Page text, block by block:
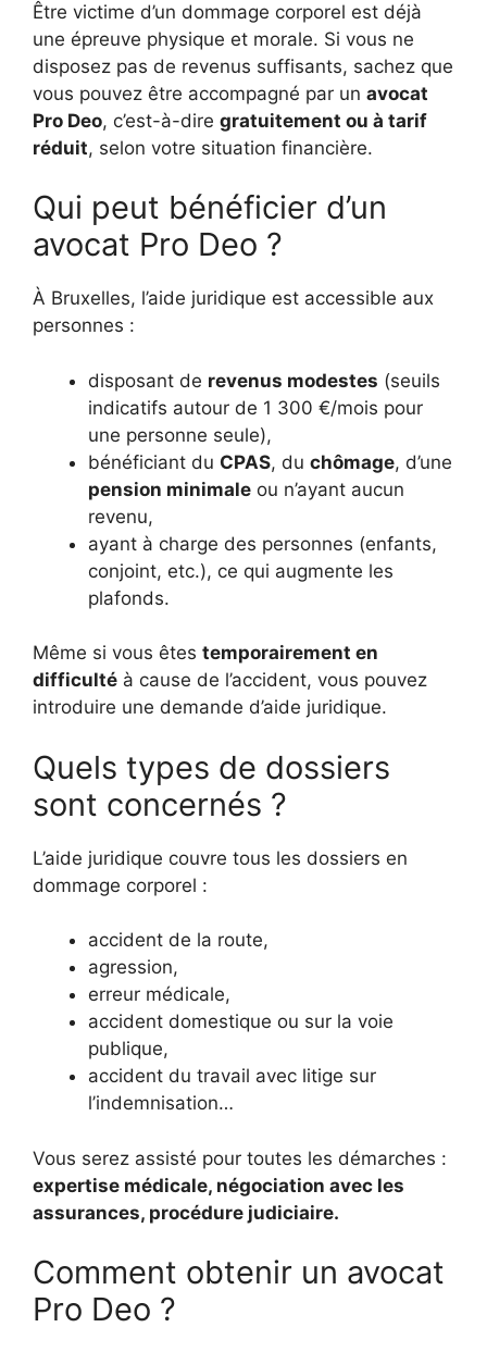
Être victime d’un dommage corporel est déjà
une épreuve physique et morale. Si vous ne
disposez pas de revenus suffisants, sachez que
vous pouvez être accompagné par un avocat
Pro Deo, c’est-à-dire gratuitement ou à tarif
réduit, selon votre situation financière.
Qui peut bénéficier d’un
avocat Pro Deo ?
À Bruxelles, l’aide juridique est accessible aux
personnes :
disposant de revenus modestes (seuils
indicatifs autour de 1 300 €/mois pour
une personne seule),
bénéficiant du CPAS, du chômage, d’une
pension minimale ou n’ayant aucun
revenu,
ayant à charge des personnes (enfants,
conjoint, etc.), ce qui augmente les
plafonds.
Même si vous êtes temporairement en
difficulté à cause de l’accident, vous pouvez
introduire une demande d’aide juridique.
Quels types de dossiers
sont concernés ?
L’aide juridique couvre tous les dossiers en
dommage corporel :
accident de la route,
agression,
erreur médicale,
accident domestique ou sur la voie
publique,
accident du travail avec litige sur
l’indemnisation…
Vous serez assisté pour toutes les démarches :
expertise médicale, négociation avec les
assurances, procédure judiciaire.
Comment obtenir un avocat
Pro Deo ?